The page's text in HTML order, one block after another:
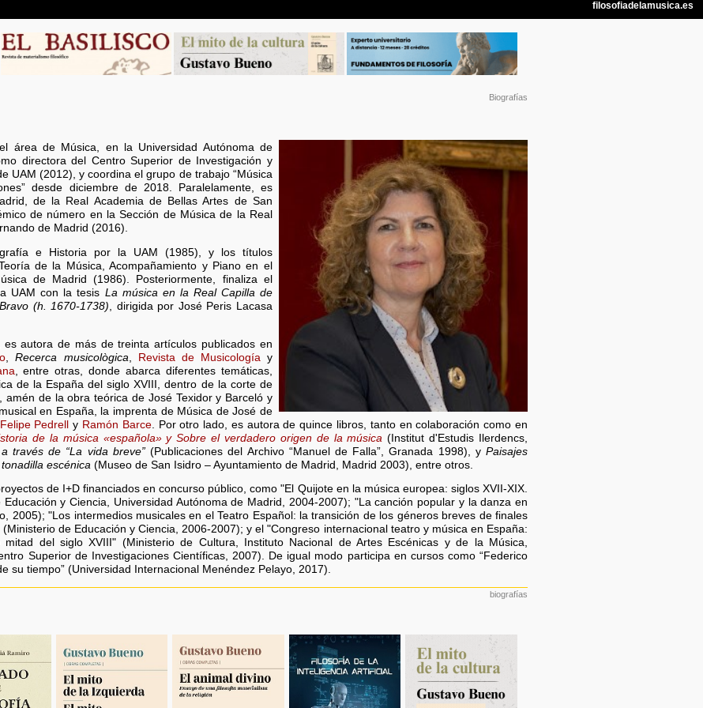
Biografías
área de Música, en la Universidad Autónoma de
directora del Centro Superior de Investigación y
UAM (2012), y coordina el grupo de trabajo “Música
desde diciembre de 2018. Paralelamente, es
de la Real Academia de Bellas Artes de San
de número en la Sección de Música de la Real
de Madrid (2016).
e Historia por la UAM (1985), y los títulos
de la Música, Acompañamiento y Piano en el
de Madrid (1986). Posteriormente, finaliza el
UAM con la tesis La música en la Real Capilla de
(h. 1670-1738) , dirigida por José Peris Lacasa
autora de más de treinta artículos publicados en
,Recerca musicològica Revista de Musicología y
, entre otras, donde abarca diferentes temáticas,
de la España del siglo XVIII, dentro de la corte de
amén de la obra teórica de José Texidor y Barceló y
en España, la imprenta de Música de José de
Felipe Pedrell y Ramón Barce. Por otro lado, es autora de quince libros, tanto en colaboración como en
de la música «española» y Sobre el verdadero origen de la música (Institut d'Estudis Ilerdencs,
través de “La vida breve”(Publicaciones del Archivo “Manuel de Falla”, Granada 1998), yPaisajes
escénica (Museo de San Isidro – Ayuntamiento de Madrid, Madrid 2003), entre otros.
de I+D financiados en concurso público, como "El Quijote en la música europea: siglos XVII-XIX.
y Ciencia, Universidad Autónoma de Madrid, 2004-2007); "La canción popular y la danza en
2005); "Los intermedios musicales en el Teatro Español: la transición de los géneros breves de finales
de Educación y Ciencia, 2006-2007); y el "Congreso internacional teatro y música en España:
del siglo XVIII" (Ministerio de Cultura, Instituto Nacional de Artes Escénicas y de la Música,
Superior de Investigaciones Científicas, 2007). De igual modo participa en cursos como “Federico
su tiempo” (Universidad Internacional Menéndez Pelayo, 2017).
biografías